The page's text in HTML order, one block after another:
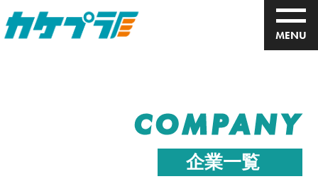
MENU
COMPANY
企業一覧